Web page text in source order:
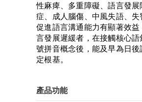
性麻痺、多重障礙、語言發展
症、成人腦傷、中風失語、失
促進語言溝通能力有顯著效益
言發展遲緩者，在接觸核心語
號拼音概念後，能及早為日後
定根基。
產品功能